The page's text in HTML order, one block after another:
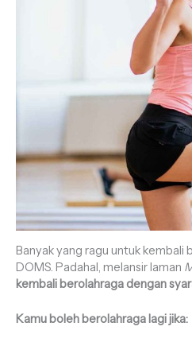
Banyak yang ragu untuk kembali
DOMS. Padahal, melansir laman
kembali berolahraga dengan
Kamu boleh berolahraga lagi jika: